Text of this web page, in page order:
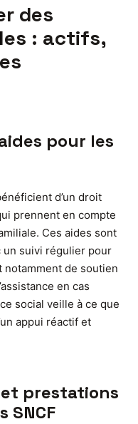
des
: actifs,
pour les
d’un droit
prennent en compte
Ces aides sont
un suivi régulier pour
notamment de soutien
en cas
social veille à ce que
appui réactif et
prestations
SNCF